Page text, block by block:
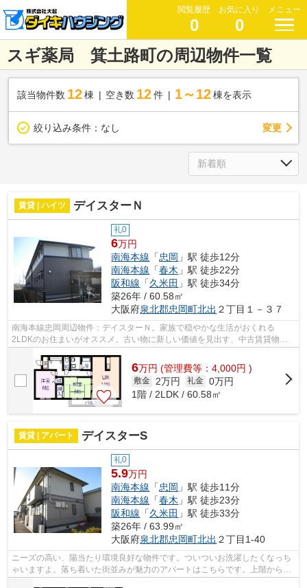
閲覧履歴
0
お気に入り
0
メニュー
スギ薬局 箕土路町の周辺物件一覧
該当物件数 12棟 空き数 12 件 1～12 棟を表示
絞り込み条件： なし 変更
賃貸 | ハイツ デイスターＮ
礼0
6万円
南海本線 「忠岡 」駅 徒歩12分
南海本線 「春木 」駅 徒歩22分
阪和線 「久米田 」駅 徒歩34分
築26年 / 60.58㎡
大阪府泉北郡忠岡町北出 ２丁目１－３７
南海本線忠岡周辺物件：デイスターＮ。家族で穏やかな生活がおくれる
2LDKのお住まいがオススメ。古い物に新しい価値を見出す、中古賃貸物件
6万円 (管理費等：4,000円 )
敷金 2万円 礼金 0万円
1階 / 2LDK / 60.58㎡
賃貸 | アパート デイスターS
礼0
5.9万円
南海本線 「忠岡 」駅 徒歩11分
南海本線 「春木 」駅 徒歩23分
阪和線 「久米田 」駅 徒歩33分
築26年 / 63.99㎡
大阪府泉北郡忠岡町北出 ２丁目1-40
ニーズの高い、陽当たり環境良好な物件です。ついついお洗濯したくなっち
ゃいますよ。落ち着いた街並みが魅力のアパートはこちらです。上階からの